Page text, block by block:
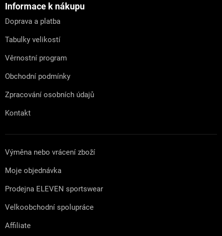
Informace k nákupu
Doprava a platba
Tabulky velikostí
Věrnostní program
Obchodní podmínky
Zpracování osobních údajů
Kontakt
Výměna nebo vrácení zboží
Moje objednávka
Prodejna ELEVEN sportswear
Velkoobchodní spolupráce
Affiliate